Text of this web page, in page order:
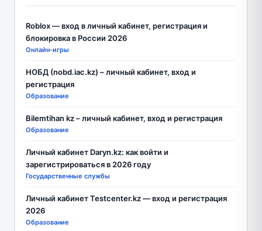
Roblox — вход в личный кабинет, регистрация и
блокировка в России 2026
Онлайн-игры
НОБД (nobd.iac.kz) – личный кабинет, вход и
регистрация
Образование
Bilemtihan kz – личный кабинет, вход и регистрация
Образование
Личный кабинет Daryn.kz: как войти и
зарегистрироваться в 2026 году
Государственные службы
Личный кабинет Testcenter.kz — вход и регистрация
2026
Образование